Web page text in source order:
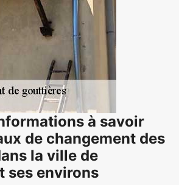
à savoir
de changement des
la ville de
ses environs